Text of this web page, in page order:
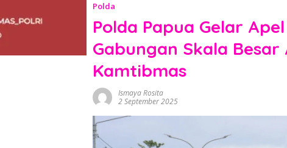
Polda
Polda Papua Gelar
Gabungan Skala
Kamtibmas
Ismaya Rosita
2 September 2025